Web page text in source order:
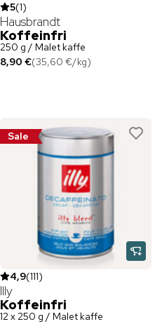
5(1)
Hausbrandt
Koffeinfri
250 g / Malet kaffe
8,90 €(35,60 €/kg)
Sale
4,9(111)
Illy
Koffeinfri
12 x 250 g / Malet kaffe